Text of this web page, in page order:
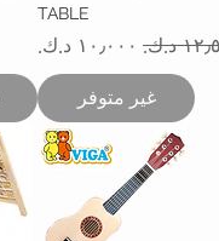
TABLE
عادي سعر البيع
غير متوفر